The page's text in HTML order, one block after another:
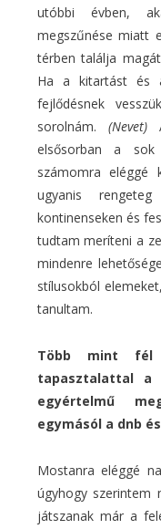
utóbbi évben,
megszűnése miatt
térben találja
Ha a kitartást és
fejlődésnek
sorolnám. (Nevet)
elsősorban a sok
számomra eléggé
ugyanis
kontinenseken és
tudtam meríteni a
mindenre
stílusokból
tanultam.
Több mint fél
tapasztalattal a
egyértelmű
egymásól a dnb
Mostanra eléggé
úgyhogy szerintem
játszanak már a